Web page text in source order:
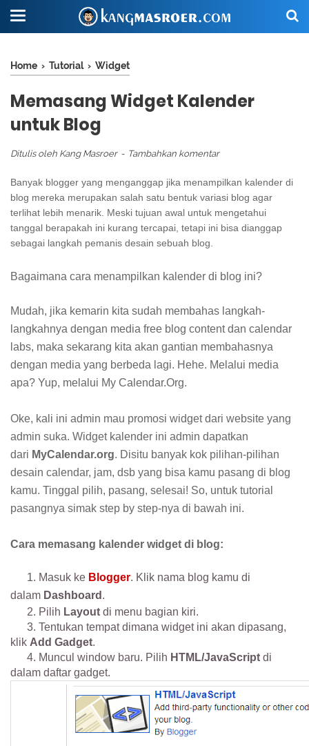
Home › Tutorial › Widget
Memasang Widget Kalender
untuk Blog
Ditulis oleh Kang Masroer Tambahkan komentar
Banyak blogger yang menganggap jika menampilkan kalender di
blog mereka merupakan salah satu bentuk variasi blog agar
terlihat lebih menarik. Meski tujuan awal untuk mengetahui
tanggal berapakah ini kurang tercapai, tetapi ini bisa dianggap
sebagai langkah pemanis desain sebuah blog.
Bagaimana cara menampilkan kalender di blog ini?
Mudah, jika kemarin kita sudah membahas langkah-
langkahnya dengan media free blog content dan calendar
labs, maka sekarang kita akan gantian membahasnya
dengan media yang berbeda lagi. Hehe. Melalui media
apa? Yup, melalui My Calendar.Org.
Oke, kali ini admin mau promosi widget dari website yang
admin suka. Widget kalender ini admin dapatkan
dari MyCalendar.org. Disitu banyak kok pilihan-pilihan
desain calendar, jam, dsb yang bisa kamu pasang di blog
kamu. Tinggal pilih, pasang, selesai! So, untuk tutorial
pasangnya simak step by step-nya di bawah ini.
Cara memasang kalender widget di blog:
1. Masuk ke Blogger. Klik nama blog kamu di
dalam Dashboard .
2. Pilih Layout di menu bagian kiri.
3. Tentukan tempat dimana widget ini akan dipasang,
klik Add Gadget.
4. Muncul window baru. Pilih HTML/JavaScript di
dalam daftar gadget.